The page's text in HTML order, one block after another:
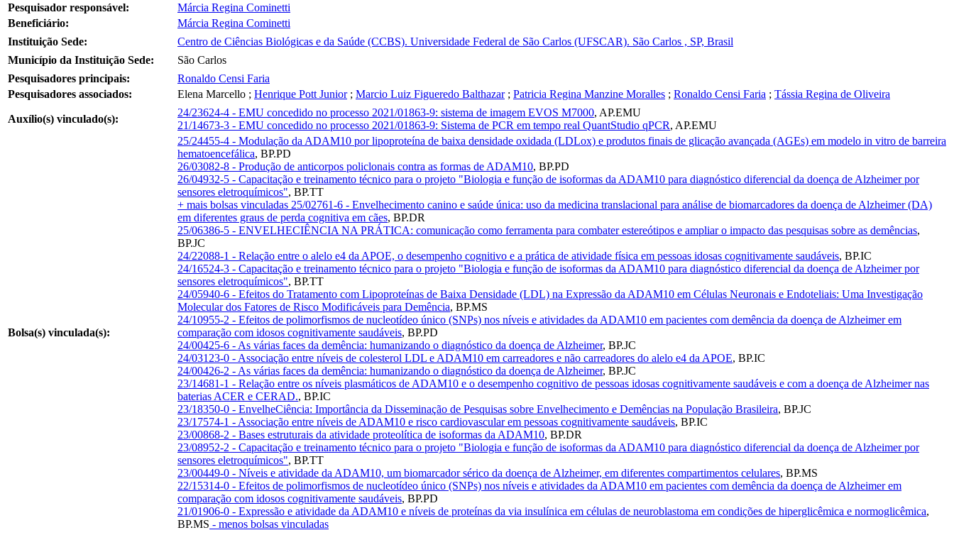
Pesquisador responsável:
Márcia Regina Cominetti
Beneficiário:
Márcia Regina Cominetti
Instituição Sede:
Centro de Ciências Biológicas e da Saúde (CCBS). Universidade Federal de São Carlos (UFSCAR). São Carlos , SP, Brasil
Município da Instituição Sede:
São Carlos
Pesquisadores principais:
Ronaldo Censi Faria
Pesquisadores associados:
Elena Marcello ; Henrique Pott Junior; Marcio Luiz Figueredo Balthazar; Patricia Regina Manzine Moralles ; Ronaldo Censi Faria ; Tássia Regina de Oliveira
Auxílio(s) vinculado(s):
24/23624-4 - EMU concedido no processo 2021/01863-9: sistema de imagem EVOS M7000, AP.EMU
21/14673-3 - EMU concedido no processo 2021/01863-9: Sistema de PCR em tempo real QuantStudio qPCR, AP.EMU
Bolsa(s) vinculada(s):
25/24455-4 - Modulação da ADAM10 por lipoproteína de baixa densidade oxidada (LDLox) e produtos finais de glicação avançada (AGEs) em modelo in vitro de barreira
hematoencefálica, BP.PD
26/03082-8 - Produção de anticorpos policlonais contra as formas de ADAM10, BP.PD
26/04932-5 - Capacitação e treinamento técnico para o projeto "Biologia e função de isoformas da ADAM10 para diagnóstico diferencial da doença de Alzheimer por
sensores eletroquímicos", BP.TT
+ mais bolsas vinculadas 25/02761-6 - Envelhecimento canino e saúde única: uso da medicina translacional para análise de biomarcadores da doença de Alzheimer (DA)
em diferentes graus de perda cognitiva em cães, BP.DR
25/06386-5 - ENVELHECIÊNCIA NA PRÁTICA: comunicação como ferramenta para combater estereótipos e ampliar o impacto das pesquisas sobre as demências,
BP.JC
24/22088-1 - Relação entre o alelo e4 da APOE, o desempenho cognitivo e a prática de atividade física em pessoas idosas cognitivamente saudáveis, BP.IC
24/16524-3 - Capacitação e treinamento técnico para o projeto "Biologia e função de isoformas da ADAM10 para diagnóstico diferencial da doença de Alzheimer por
sensores eletroquímicos", BP.TT
24/05940-6 - Efeitos do Tratamento com Lipoproteínas de Baixa Densidade (LDL) na Expressão da ADAM10 em Células Neuronais e Endoteliais: Uma Investigação
Molecular dos Fatores de Risco Modificáveis para Demência, BP.MS
24/10955-2 - Efeitos de polimorfismos de nucleotídeo único (SNPs) nos níveis e atividades da ADAM10 em pacientes com demência da doença de Alzheimer em
comparação com idosos cognitivamente saudáveis, BP.PD
24/00425-6 - As várias faces da demência: humanizando o diagnóstico da doença de Alzheimer, BP.JC
24/03123-0 - Associação entre níveis de colesterol LDL e ADAM10 em carreadores e não carreadores do alelo e4 da APOE, BP.IC
24/00426-2 - As várias faces da demência: humanizando o diagnóstico da doença de Alzheimer, BP.JC
23/14681-1 - Relação entre os níveis plasmáticos de ADAM10 e o desempenho cognitivo de pessoas idosas cognitivamente saudáveis e com a doença de Alzheimer nas
baterias ACER e CERAD., BP.IC
23/18350-0 - EnvelheCiência: Importância da Disseminação de Pesquisas sobre Envelhecimento e Demências na População Brasileira, BP.JC
23/17574-1 - Associação entre níveis de ADAM10 e risco cardiovascular em pessoas cognitivamente saudáveis, BP.IC
23/00868-2 - Bases estruturais da atividade proteolítica de isoformas da ADAM10, BP.DR
23/08952-2 - Capacitação e treinamento técnico para o projeto "Biologia e função de isoformas da ADAM10 para diagnóstico diferencial da doença de Alzheimer por
sensores eletroquímicos", BP.TT
23/00449-0 - Níveis e atividade da ADAM10, um biomarcador sérico da doença de Alzheimer, em diferentes compartimentos celulares, BP.MS
22/15314-0 - Efeitos de polimorfismos de nucleotídeo único (SNPs) nos níveis e atividades da ADAM10 em pacientes com demência da doença de Alzheimer em
comparação com idosos cognitivamente saudáveis, BP.PD
21/01906-0 - Expressão e atividade da ADAM10 e níveis de proteínas da via insulínica em células de neuroblastoma em condições de hiperglicêmica e normoglicêmica,
BP.MS - menos bolsas vinculadas